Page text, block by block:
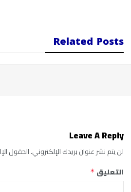
Related Posts
Leave A Reply
لن يتم نشر عنوان بريدك الإلكتروني.الحقول
التعليق *